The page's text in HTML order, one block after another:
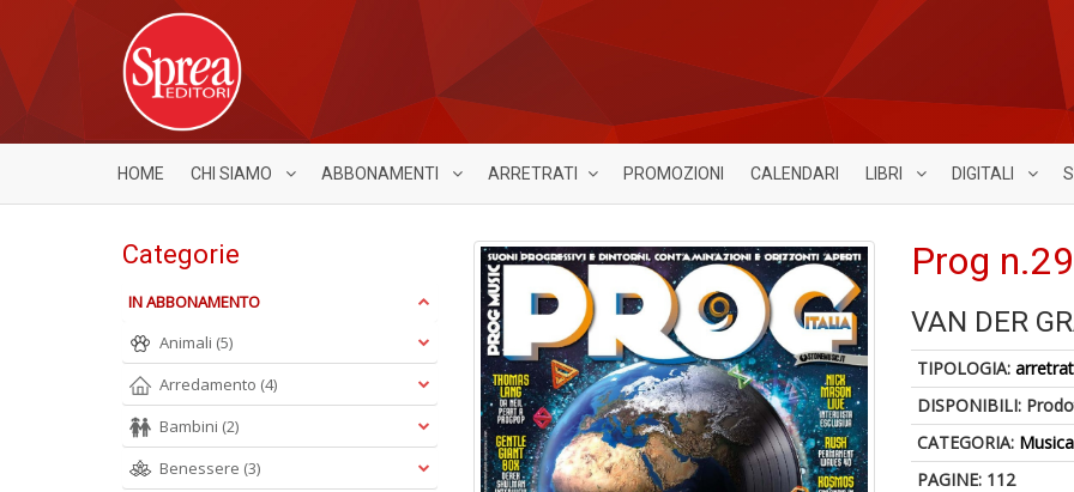
HOME CHI SIAMO ABBONAMENTI ARRETRATI PROMOZIONI CALENDARI LIBRI DIGITALI
Prog n.29
VAN DER
TIPOLOGIA:
DISPONIBILI:
CATEGORIA: Musica
PAGINE: 112
Categorie
IN ABBONAMENTO
Animali (5)
Arredamento (4)
Bambini (2)
Benessere (3)